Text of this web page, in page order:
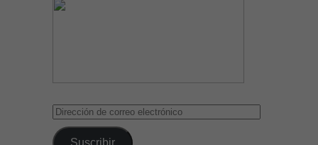
Dirección
correo